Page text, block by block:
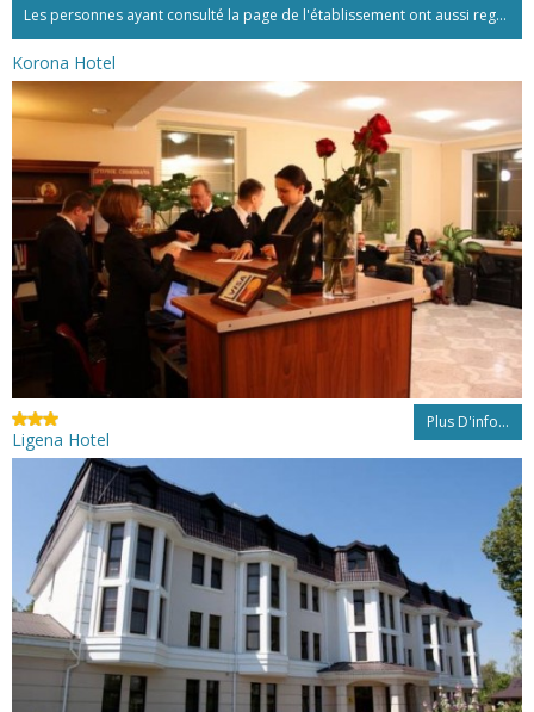
Les personnes ayant consulté la page de l'établissement ont aussi regardé:...
Korona Hotel
Plus D'info...
Ligena Hotel